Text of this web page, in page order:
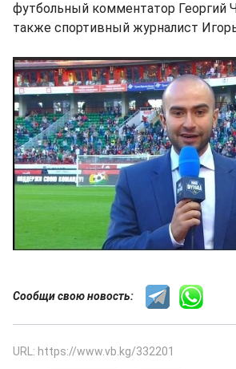
футбольный комментатор Георгий
также спортивный журналист
Сообщи свою новость:
URL: https://www.vb.kg/332201